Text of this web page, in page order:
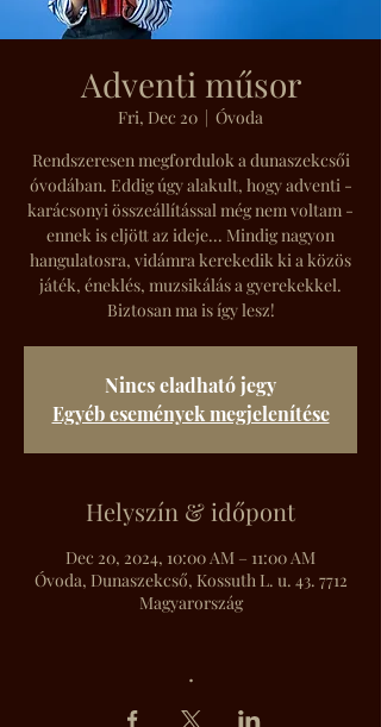
Adventi műsor
Fri, Dec 20
  |
Óvoda
Rendszeresen megfordulok a dunaszekcsői
óvodában. Eddig úgy alakult, hogy adventi -
karácsonyi összeállítással még nem voltam -
ennek is eljött az ideje... Mindig nagyon
hangulatosra, vidámra kerekedik ki a közös
játék, éneklés, muzsikálás a gyerekekkel.
Biztosan ma is így lesz!
Nincs eladható jegy
Egyéb események megjelenítése
Helyszín & időpont
Dec 20, 2024, 10:00 AM – 11:00 AM
Óvoda, Dunaszekcső, Kossuth L. u. 43. 7712
Magyarország
.